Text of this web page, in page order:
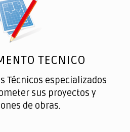
TECNICO
Técnicos especializados
sus proyectos y
de obras.